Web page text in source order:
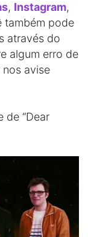
, Instagram,
também pode
através do
algum erro de
avise
de “Dear